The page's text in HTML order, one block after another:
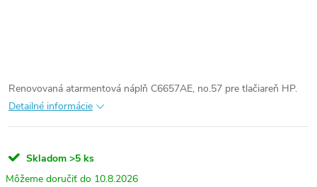
Renovovaná atarmentová náplň C6657AE, no.57 pre tlačiareň HP.
Detailné informácie
Skladom >5 ks
10.8.2026